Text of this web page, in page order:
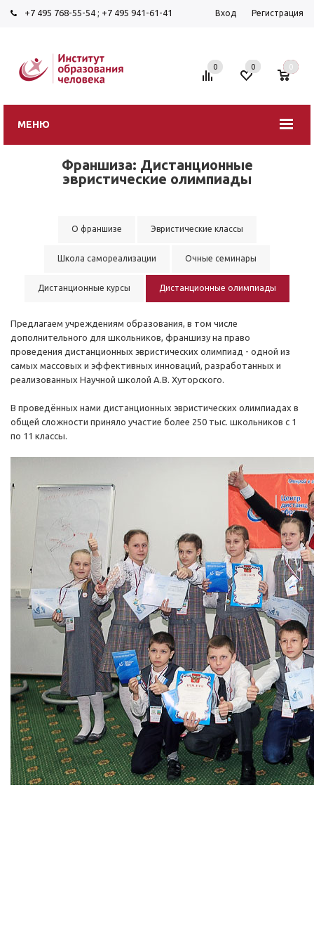
+7 495 768-55-54 ; +7 495 941-61-41 Вход Регистрация
МЕНЮ
0 0 0
Франшиза: Дистанционные
эвристические олимпиады
О франшизе Эвристические классы
Школа самореализации Очные семинары
Дистанционные курсы Дистанционные олимпиады
Предлагаем учреждениям образования, в том числе
дополнительного для школьников, франшизу на право
проведения дистанционных эвристических олимпиад - одной из
самых массовых и эффективных инноваций, разработанных и
реализованных Научной школой А.В. Хуторского.
В проведённых нами дистанционных эвристических олимпиадах в
общей сложности приняло участие более 250 тыс. школьников с 1
по 11 классы.